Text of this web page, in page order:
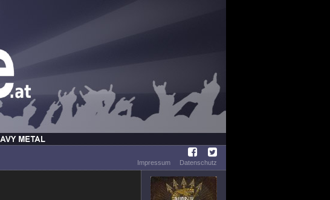
Impressum
Datenschutz